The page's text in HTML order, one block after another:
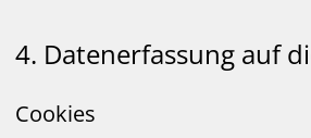
4. Datenerfassung auf
Cookies